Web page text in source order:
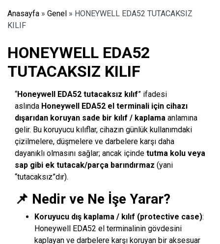
Anasayfa » Genel » HONEYWELL EDA52 TUTACAKSIZ
KILIF
HONEYWELL EDA52
TUTACAKSIZ KILIF
“Honeywell EDA52 tutacaksız kılıf” ifadesi
aslında Honeywell EDA52 el terminali için cihazı
dışarıdan koruyan sade bir kılıf / kaplama anlamına
gelir. Bu koruyucu kılıflar, cihazın günlük kullanımdaki
çizilmelere, düşmelere ve darbelere karşı daha
dayanıklı olmasını sağlar; ancak içinde tutma kolu veya
sap gibi ek tutacak/parça barındırmaz (yani
“tutacaksız”dır).
📌 Nedir ve Ne İşe Yarar?
Koruyucu dış kaplama / kılıf (protective case):
Honeywell EDA52 el terminalinin gövdesini
kaplayan ve darbelere karşı koruyan bir aksesuar